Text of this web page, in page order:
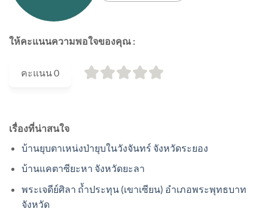
ให้คะแนนความพอใจของคุณ :
คะแนน0
เรื่องที่น่าสนใจ
บ้านยุบตาเหน่งป่ายุบในวังจันทร์ จังหวัดระยอง
บ้านแคตาซียะหา จังหวัดยะลา
พระเจดีย์ศิลา ถ้ำประทุน (เขาเซียน) อำเภอพระพุทธบาท
จังหวัด